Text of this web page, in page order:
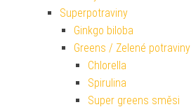
Superpotraviny
Ginkgo biloba
Greens / Zelené potraviny
Chlorella
Spirulina
Super greens směsi